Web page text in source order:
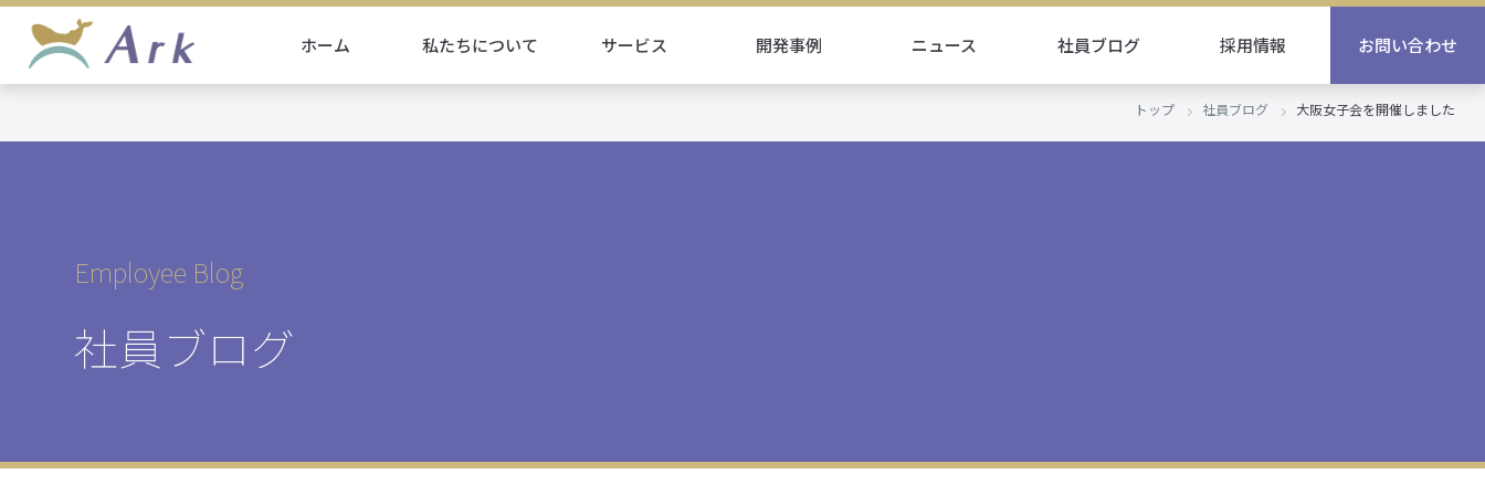
ホーム 私たちについて サービス 開発事例 ニュース 社員ブログ 採用情報 お問い合わせ
トップ 社員ブログ 大阪女子会を開催しました
Employee Blog
社員ブログ